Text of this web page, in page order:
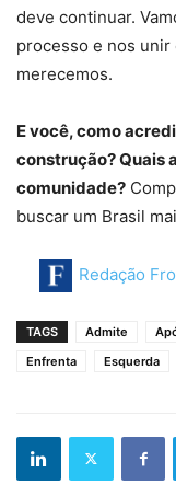
deve continuar.
processo e nos
merecemos.
E você, como
construção? Quais
comunidade?
buscar um Brasil
Redação
TAGS Admite
Enfrenta
Esquerda